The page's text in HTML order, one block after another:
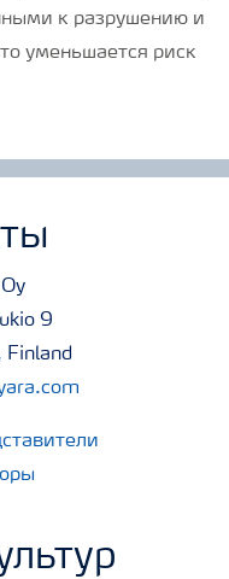
к разрушению и
уменьшается риск
9
Finland